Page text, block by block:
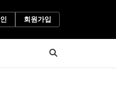
회원가입